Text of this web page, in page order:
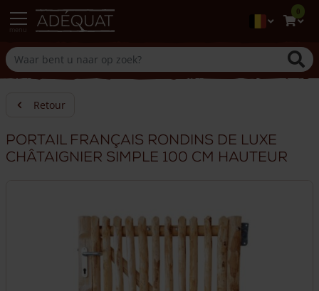
0
Retour
Portail français rondins de luxe
châtaignier simple 100 cm hauteur